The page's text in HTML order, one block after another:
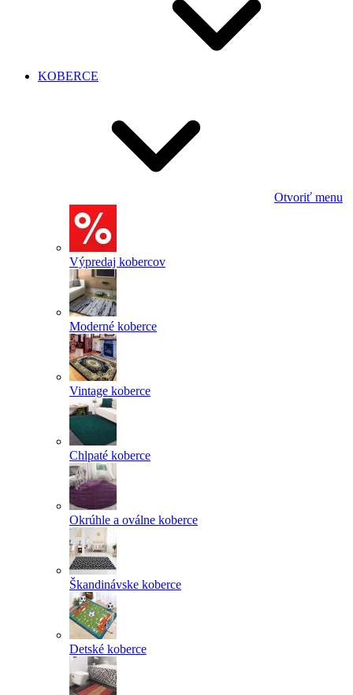
KOBERCE
Otvoriť menu
Výpredaj kobercov
Moderné koberce
Vintage koberce
Chlpaté koberce
Okrúhle a oválne koberce
Škandinávske koberce
Detské koberce